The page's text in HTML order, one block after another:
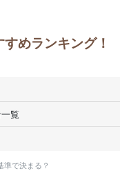
めランキング！
覧
準で決まる？